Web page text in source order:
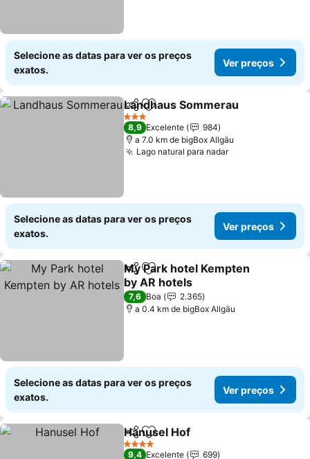
Selecione as datas para ver os preços
exatos.
Ver preços
PartilharAdicionar aos favoritos
Landhaus Sommerau
3 Estrelas
8,9 Excelente
984
a 7.0 km de bigBox Allgäu
Lago natural para nadar
Selecione as datas para ver os preços
exatos.
Ver preços
PartilharAdicionar aos favoritos
My Park hotel Kempten
by AR hotels
7,6 Boa
2.365
a 0.4 km de bigBox Allgäu
Selecione as datas para ver os preços
exatos.
Ver preços
PartilharAdicionar aos favoritos
Hanusel Hof
4 Estrelas
9,4 Excelente 699